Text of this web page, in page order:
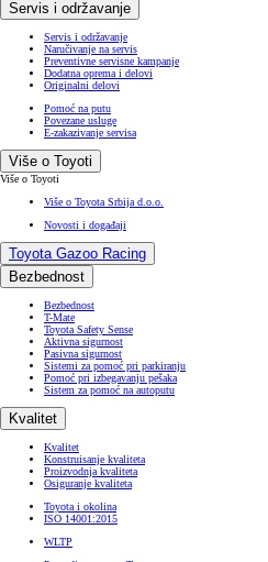
Servis i održavanje
Servis i održavanje
Naručivanje na servis
Preventivne servisne kampanje
Dodatna oprema i delovi
Originalni delovi
Pomoć na putu
Povezane usluge
E-zakazivanje servisa
Više o Toyoti
Više o Toyoti
Više o Toyota Srbija d.o.o.
Novosti i događaji
Toyota Gazoo Racing
Bezbednost
Bezbednost
T-Mate
Toyota Safety Sense
Aktivna sigurnost
Pasivna sigurnost
Sistemi za pomoć pri parkiranju
Pomoć pri izbegavanju pešaka
Sistem za pomoć na autoputu
Kvalitet
Kvalitet
Konstruisanje kvaliteta
Proizvodnja kvaliteta
Osiguranje kvaliteta
Toyota i okolina
ISO 14001:2015
WLTP